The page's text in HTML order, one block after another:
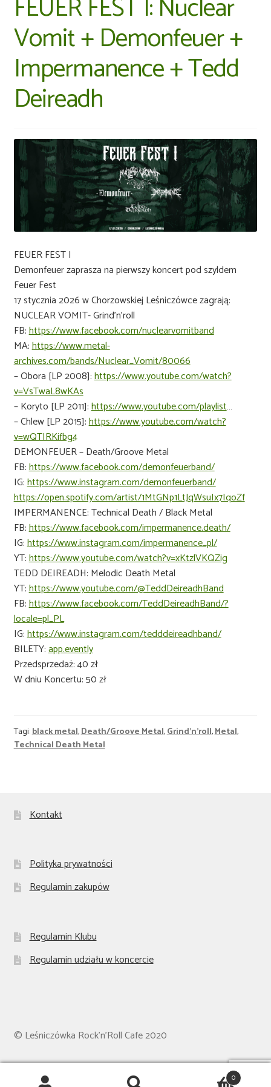
FEUER FEST I: Nuclear
Vomit + Demonfeuer +
Impermanence + Tedd
Deireadh
FEUER FEST I
Demonfeuer zaprasza na pierwszy koncert pod szyldem
Feuer Fest
17 stycznia 2026 w Chorzowskiej Leśniczówce zagrają:
NUCLEAR VOMIT- Grind’n’roll
FB:https://www.facebook.com/nuclearvomitband
MA:https://www.metal-
archives.com/bands/Nuclear_Vomit/80066
– Obora [LP 2008]:https://www.youtube.com/watch?
v=VsTwaL8wKAs
– Koryto [LP 2011]:https://www.youtube.com/playlist…
– Chlew [LP 2015]:https://www.youtube.com/watch?
v=wQTIRKifbg4
DEMONFEUER – Death/Groove Metal
FB:https://www.facebook.com/demonfeuerband/
IG:https://www.instagram.com/demonfeuerband/
https://open.spotify.com/artist/1MtGNp1LtJqWsuIx7IqoZf
IMPERMANENCE: Technical Death / Black Metal
FB:https://www.facebook.com/impermanence.death/
IG:https://www.instagram.com/impermanence_pl/
YT:https://www.youtube.com/watch?v=xKtzlVKQZig
TEDD DEIREADH: Melodic Death Metal
YT:https://www.youtube.com/@TeddDeireadhBand
FB:https://www.facebook.com/TeddDeireadhBand/?
locale=pl_PL
IG:https://www.instagram.com/tedddeireadhband/
BILETY:app.evently
Przedsprzedaż: 40 zł
W dniu Koncertu: 50 zł
Tagi:black metal,Death/Groove Metal,Grind'n'roll,Metal,
Technical Death Metal
Kontakt
Polityka prywatności
Regulamin zakupów
Regulamin Klubu
Regulamin udziału w koncercie
0
© Leśniczówka Rock'n'Roll Cafe 2020